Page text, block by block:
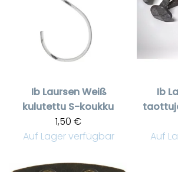
Ib LaursenWeiß
kulutettu S-koukku
1,50 €
Auf Lager verfügbar
Ib
Auf